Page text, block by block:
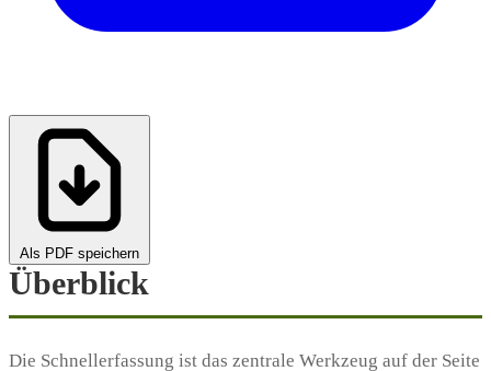
Als PDF speichern
Überblick
Die Schnellerfassung ist das zentrale Werkzeug auf der Seite